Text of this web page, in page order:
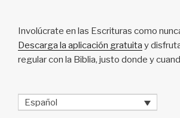
Involúcrate en las Escrituras como
Descarga la aplicación gratuita y
regular con la Biblia, justo donde y
Español